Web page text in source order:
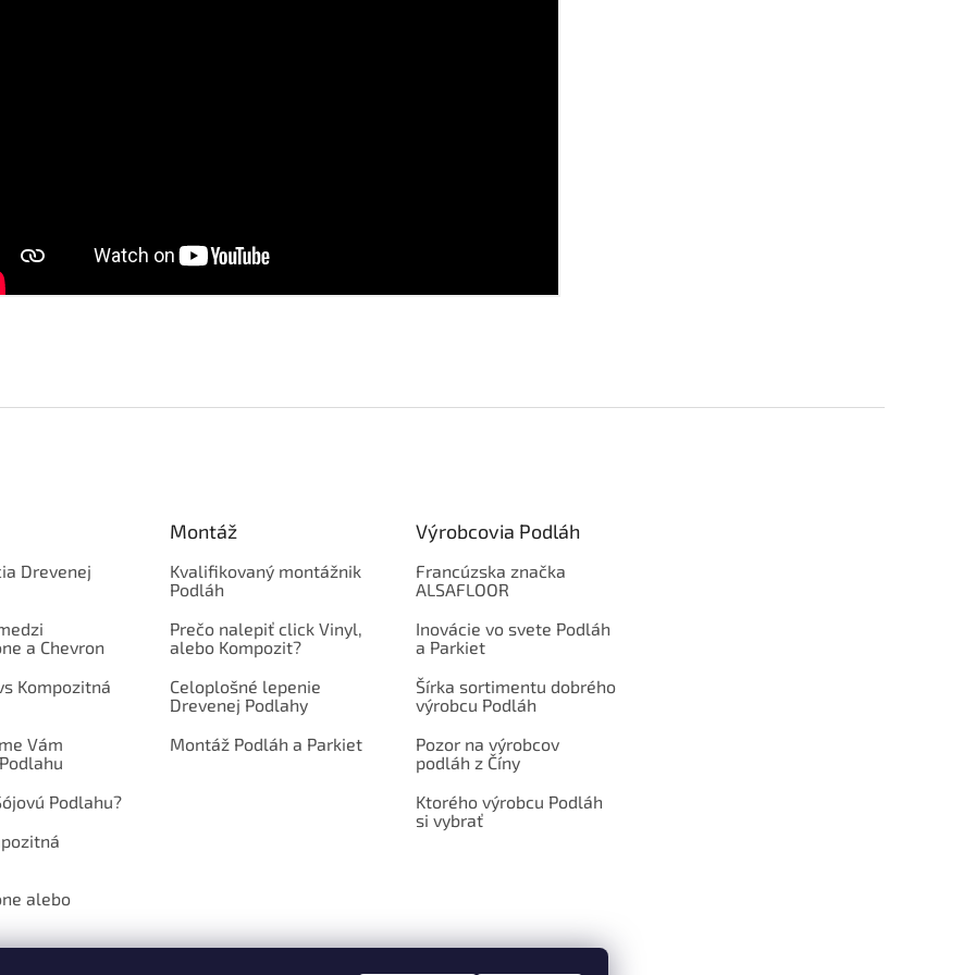
Drevenej
a Chevron
Kompozitná
Vám
Podlahu?
alebo
Montáž
Kvalifikovaný montážnik
Podláh
Prečo nalepiť click Vinyl,
alebo Kompozit?
Celoplošné lepenie
Drevenej Podlahy
Montáž Podláh a Parkiet
Výrobcovia Podláh
Francúzska značka
ALSAFLOOR
Inovácie vo svete Podláh
a Parkiet
Šírka sortimentu dobrého
výrobcu Podláh
Pozor na výrobcov
podláh z Číny
Ktorého výrobcu Podláh
si vybrať